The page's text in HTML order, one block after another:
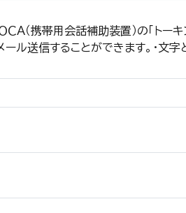
Ａ（携帯用会話補助装置）の「トーキ
ル送信することができます。・文